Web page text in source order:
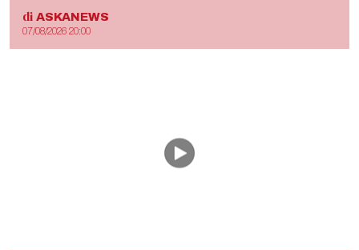
di ASKANEWS
07/08/2026 20:00